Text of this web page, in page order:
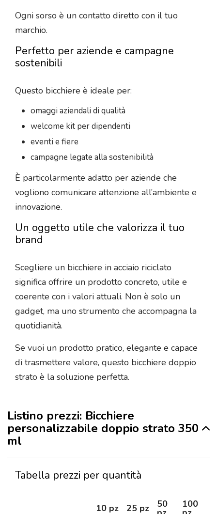
Ogni sorso è un contatto diretto con il tuo
marchio.
Perfetto per aziende e campagne
sostenibili
Questo bicchiere è ideale per:
omaggi aziendali di qualità
welcome kit per dipendenti
eventi e fiere
campagne legate alla sostenibilità
È particolarmente adatto per aziende che
vogliono comunicare attenzione all’ambiente e
innovazione.
Un oggetto utile che valorizza il tuo
brand
Scegliere un bicchiere in acciaio riciclato
significa offrire un prodotto concreto, utile e
coerente con i valori attuali. Non è solo un
gadget, ma uno strumento che accompagna la
quotidianità.
Se vuoi un prodotto pratico, elegante e capace
di trasmettere valore, questo bicchiere doppio
strato è la soluzione perfetta.
Listino prezzi: Bicchiere
personalizzabile doppio strato 350
ml
Tabella prezzi per quantità
10 pz 25 pz 50 100